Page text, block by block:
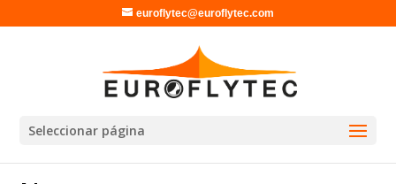
euroflytec@euroflytec.com
Seleccionar página